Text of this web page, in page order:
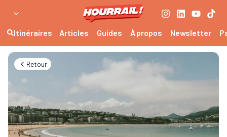
Itinéraires Articles Guides À propos Newsletter
Retour